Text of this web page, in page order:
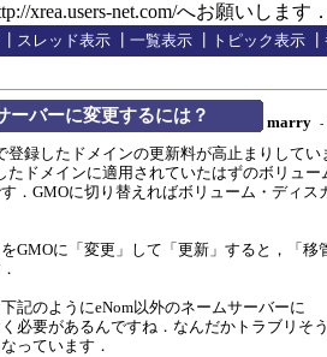
xrea.users-net.com/へお願いします．
スレッド表示 一覧表示 トピック表示
ーバーに変更するには？ marry -
録したドメインの更新料が高止まりしてい
ドメインに適用されていたはずのボリュー
．GMOに切り替えればボリューム・ディス
GMOに「変更」して「更新」すると，「移
記のようにeNom以外のネームサーバーに
必要があるんですね．なんだかトラブリそ
っています．